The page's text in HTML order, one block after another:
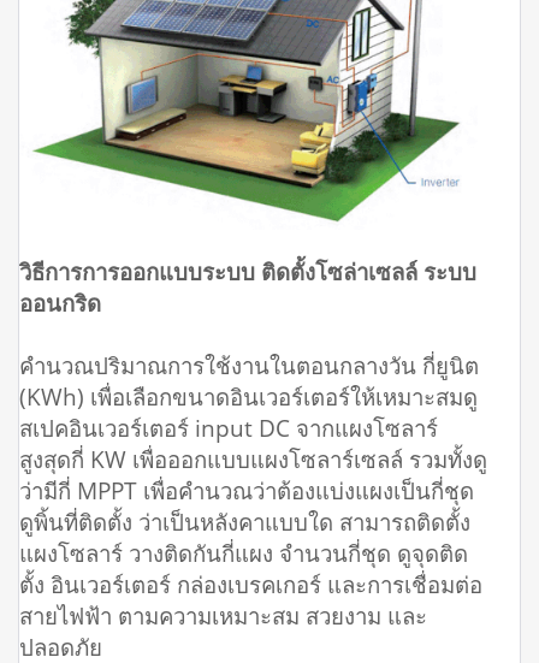
วิธีการการออกแบบระบบ ติดตั้งโซล่าเซลล์ ระบบ
ออนกริด
คำนวณปริมาณการใช้งานในตอนกลางวัน กี่ยูนิต
(KWh) เพื่อเลือกขนาดอินเวอร์เตอร์ให้เหมาะสมดู
สเปคอินเวอร์เตอร์ input DC จากแผงโซลาร์
สูงสุดกี่ KW เพื่อออกแบบแผงโซลาร์เซลล์ รวมทั้งดู
ว่ามีกี่ MPPT เพื่อคำนวณว่าต้องแบ่งแผงเป็นกี่ชุด
ดูพิ้นที่ติดตั้ง ว่าเป็นหลังคาแบบใด สามารถติดตั้ง
แผงโซลาร์ วางติดกันกี่แผง จำนวนกี่ชุด ดูจุดติด
ตั้ง อินเวอร์เตอร์ กล่องเบรคเกอร์ และการเชื่อมต่อ
สายไฟฟ้า ตามความเหมาะสม สวยงาม และ
ปลอดภัย